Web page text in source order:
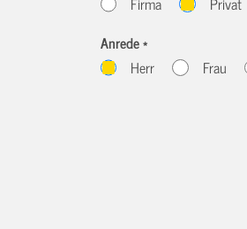
Anrede *
Herr
Frau